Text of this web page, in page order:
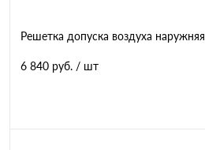
Решетка допуска воздуха наружняя
6 840 руб. / шт